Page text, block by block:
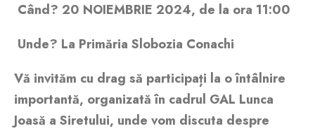
Când? 20 NOIEMBRIE 2024, de la ora 11:00
Unde? La Primăria Slobozia Conachi
Vă invităm cu drag să participați la o întâlnire
importantă, organizată în cadrul GAL Lunca
Joasă a Siretului, unde vom discuta despre